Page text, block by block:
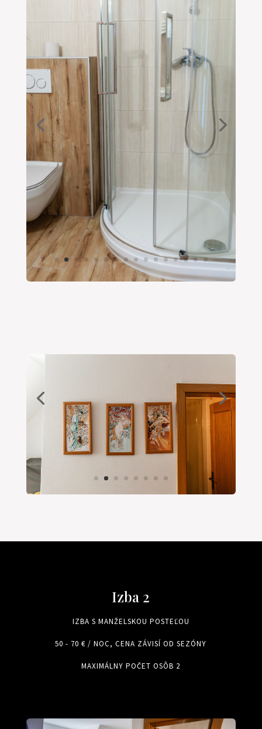
Izba 2
IZBA S MANŽELSKOU POSTEĽOU
50 - 70 € / NOC, CENA ZÁVISÍ OD SEZÓNY
MAXIMÁLNY POČET OSÔB 2